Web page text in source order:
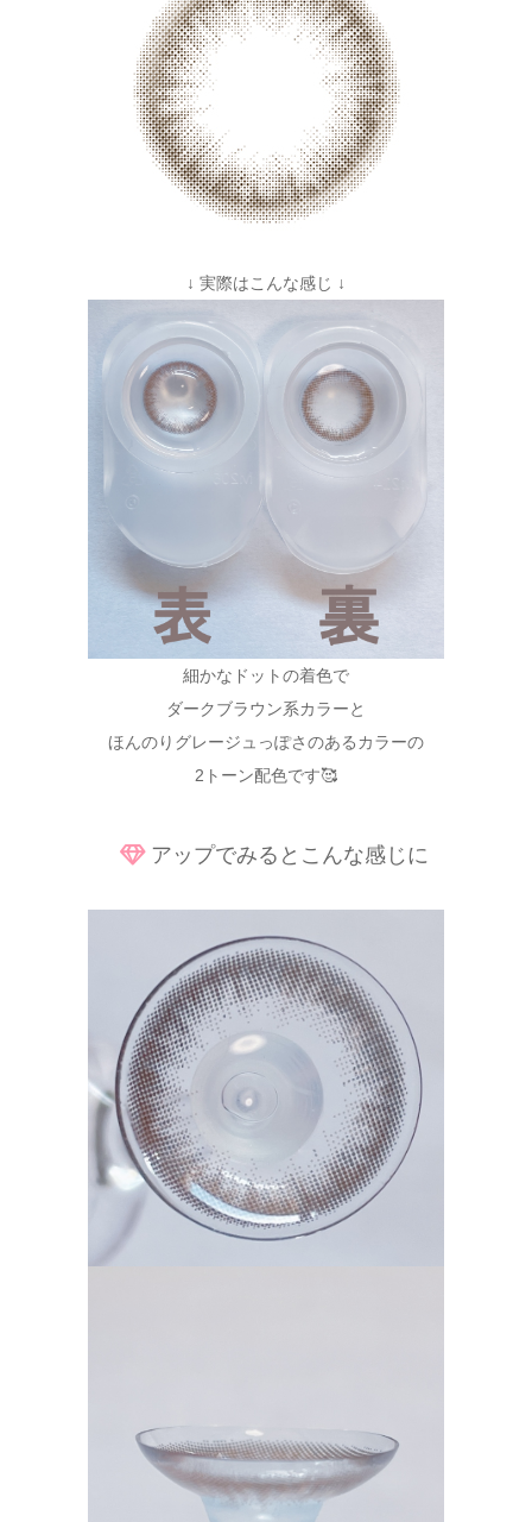
↓ 実際はこんな感じ ↓
細かなドットの着色で
ダークブラウン系カラーと
ほんのりグレージュっぽさのあるカラーの
2トーン配色です🥰
アップでみるとこんな感じに